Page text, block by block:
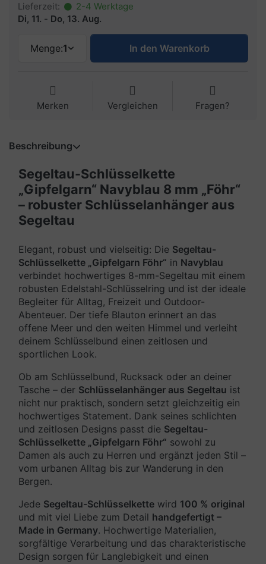
Lieferzeit:
2-4 Werktage
Di, 11. - Do, 13. Aug.
Menge:1 In den Warenkorb
Merken Vergleichen Fragen?
Beschreibung
Segeltau-Schlüsselkette
„Gipfelgarn“ Navyblau 8 mm „Föhr“
– robuster Schlüsselanhänger aus
Segeltau
Elegant, robust und vielseitig: Die Segeltau-
Schlüsselkette „Gipfelgarn Föhr“ in Navyblau
verbindet hochwertiges 8-mm-Segeltau mit einem
robusten Edelstahl-Schlüsselring und ist der ideale
Begleiter für Alltag, Freizeit und Outdoor-
Abenteuer. Der tiefe Blauton erinnert an das
offene Meer und den weiten Himmel und verleiht
deinem Schlüsselbund einen zeitlosen und
sportlichen Look.
Ob am Schlüsselbund, Rucksack oder an deiner
Tasche – der Schlüsselanhänger aus Segeltau ist
nicht nur praktisch, sondern setzt gleichzeitig ein
hochwertiges Statement. Dank seines schlichten
und zeitlosen Designs passt die Segeltau-
Schlüsselkette „Gipfelgarn Föhr“ sowohl zu
Damen als auch zu Herren und ergänzt jeden Stil –
vom urbanen Alltag bis zur Wanderung in den
Bergen.
Jede Segeltau-Schlüsselkette wird 100 % original
und mit viel Liebe zum Detail handgefertigt –
Made in Germany. Hochwertige Materialien,
sorgfältige Verarbeitung und das charakteristische
Design sorgen für Langlebigkeit und einen